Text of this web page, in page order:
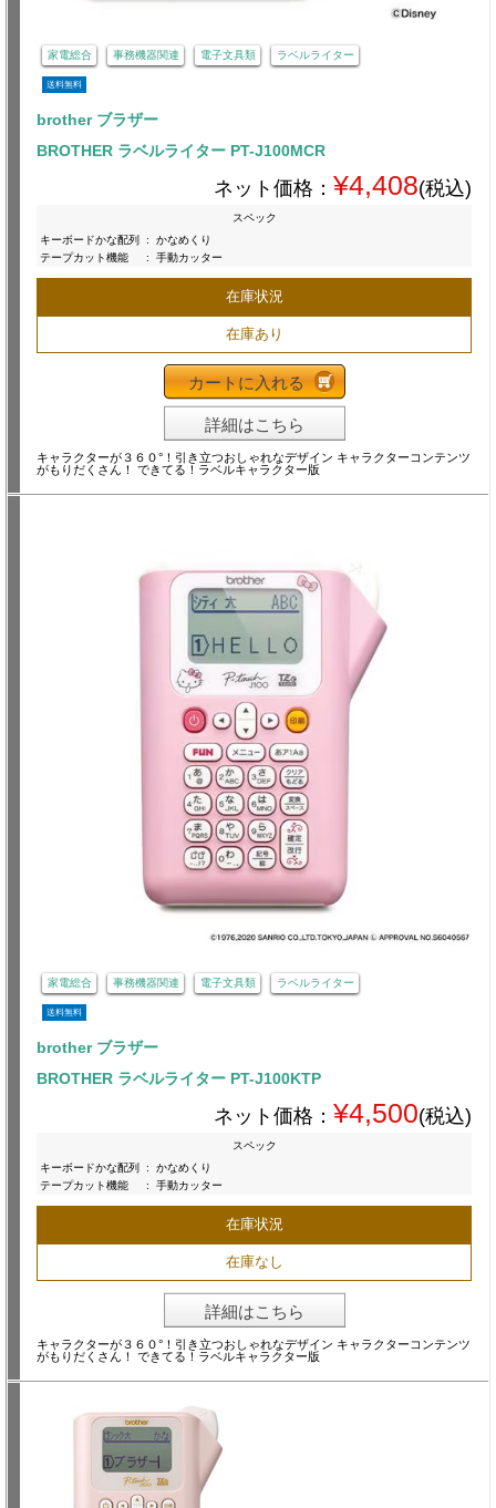
家電総合 事務機器関連 電子文具類 ラベルライター
送料無料
brother ブラザー
BROTHER ラベルライター PT-J100MCR
ネット価格： ¥4,408(税込)
スペック
キーボードかな配列
:
かなめくり
テープカット機能
: 手動カッター
在庫状況
在庫あり
カートに入れる
詳細はこちら
キャラクターが３６０°！引き立つおしゃれなデザイン キャラクターコンテンツ
がもりだくさん！ できてる！ラベルキャラクター版
家電総合 事務機器関連 電子文具類 ラベルライター
送料無料
brother ブラザー
BROTHER ラベルライター PT-J100KTP
ネット価格： ¥4,500(税込)
スペック
キーボードかな配列
:
かなめくり
テープカット機能
: 手動カッター
在庫状況
在庫なし
詳細はこちら
キャラクターが３６０°！引き立つおしゃれなデザイン キャラクターコンテンツ
がもりだくさん！ できてる！ラベルキャラクター版